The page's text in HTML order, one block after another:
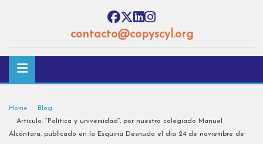
contacto@copyscyl.org
Home
Blog
Artículo: “Política y universidad”, por nuestro colegiado Manuel
Alcántara, publicado en la Esquina Desnuda el día 24 de noviembre de